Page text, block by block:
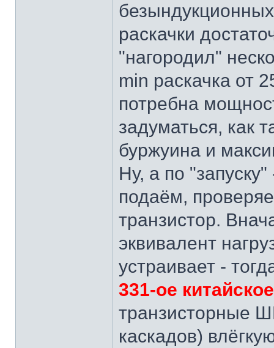
раскачки
"нагородил"
min раскачка от
потребна
задуматься, как
буржуина и
Ну, а по
подаём,
транзистор.
эквивалент
устраивает -
331-ое
транзисторные
каскадов)